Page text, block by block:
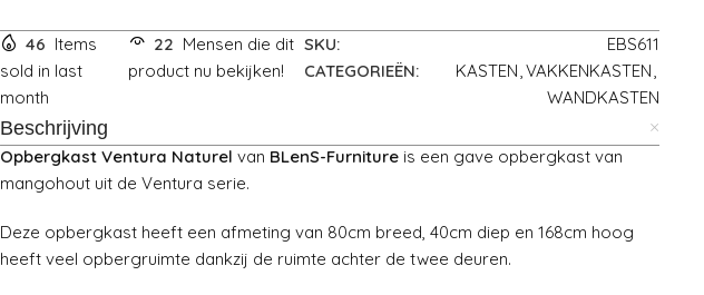
46 Items
sold in last
month
22 Mensen die dit
product nu bekijken!
SKU:
EBS611
CATEGORIEËN:
KASTEN,VAKKENKASTEN,
WANDKASTEN
Beschrijving
Opbergkast Ventura Naturel van BLenS-Furniture is een gave opbergkast van
mangohout uit de Ventura serie.
Deze opbergkast heeft een afmeting van 80cm breed, 40cm diep en 168cm hoog
heeft veel opbergruimte dankzij de ruimte achter de twee deuren.